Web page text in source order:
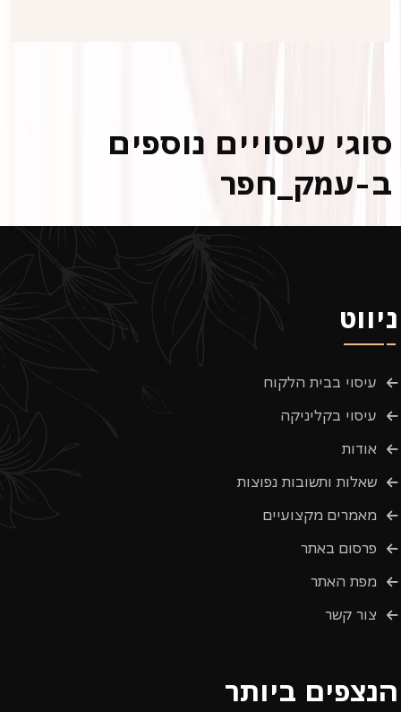
סוגי עיסויים נוספים
ב-עמק_חפר
ניווט
עיסוי בבית הלקוח
עיסוי בקליניקה
אודות
שאלות ותשובות נפוצות
מאמרים מקצועיים
פרסום באתר
מפת האתר
צור קשר
הנצפים ביותר